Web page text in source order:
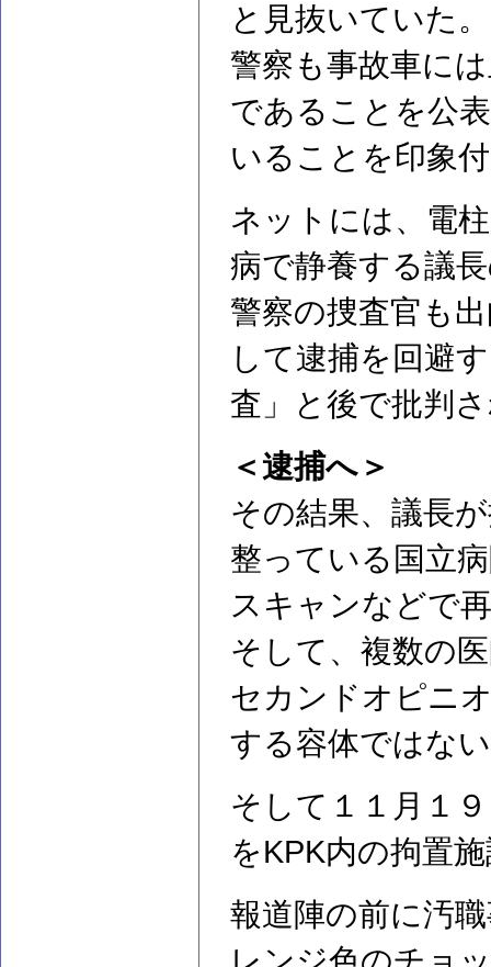
と見抜いていた。
警察も事故車に
であることを公
いることを印象
ネットには、電
病で静養する議
警察の捜査官も
して逮捕を回避
査」と後で批判
＜逮捕へ＞
その結果、議長
整っている国立
スキャンなどで
そして、複数の
セカンドオピニ
する容体ではな
そして１１月１
をKPK内の拘置
報道陣の前に汚